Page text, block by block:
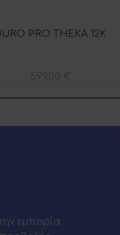
PRO THEKA 12K
599,00 €
εμπορία